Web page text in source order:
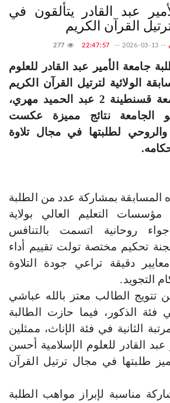
عبد القادر يتألقون في
القرآن الكريم
--
2026-03-13
--
22:47:57
جامعة الأمير عبد القادر للعلوم
الولائية لترتيل القرآن الكريم
التي احتضنتها جامعة قسنطينة 2 عبد الحميد مهري،
الجامعة نتائج مميزة عكست
لطلبتها في مجال تلاوة
.
المسابقة بمشاركة عدد من الطلبة
مؤسسات التعليم العالي بولاية
روحانية اتسمت بالتنافس
تحكيم مختصة تولت تقييم أداء
دقيقة تراعي جودة التلاوة
التجويد.
تتويج الطالب معتز بالله عباشي
فئة الذكور، فيما حازت الطالبة
الثانية في فئة الإناث، ممثلين
القادر للعلوم الإسلامية أحسن
طلبتها في مجال ترتيل القرآن
مناسبة لإبراز مواهب الطلبة